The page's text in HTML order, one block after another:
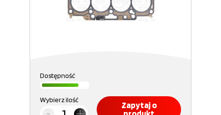
Dostępność
Wybierz ilość
Zapytaj o